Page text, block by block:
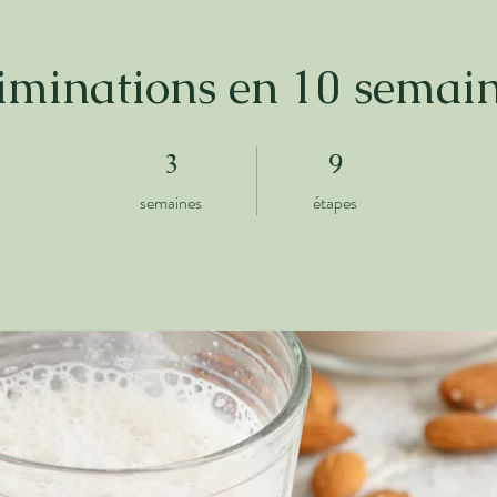
en 10
3
semaines
9
étapes